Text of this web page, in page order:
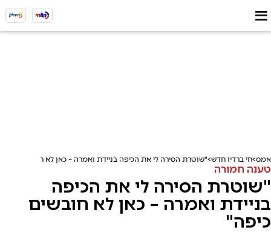
אמס חי ברדיו חדש "שוטרת הסירה לי את הכיפה בניידת ואמרה – כאן לא חובשים כיפה"
טענה חמורה
"שוטרת הסירה לי את הכיפה
בניידת ואמרה – כאן לא חובשים
כיפה"